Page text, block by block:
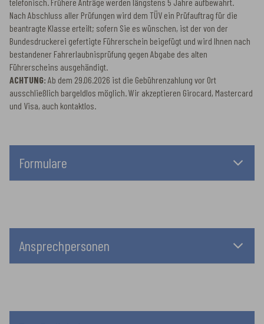
Nach Abschluss aller Prüfungen wird dem TÜV ein Prüfauftrag für die
beantragte Klasse erteilt; sofern Sie es wünschen, ist der von der
Bundesdruckerei gefertigte Führerschein beigefügt und wird Ihnen nach
bestandener Fahrerlaubnisprüfung gegen Abgabe des alten
Führerscheins ausgehändigt.
ACHTUNG: Ab dem 29.06.2026 ist die Gebührenzahlung vor Ort
ausschließlich bargeldlos möglich. Wir akzeptieren Girocard, Mastercard
und Visa, auch kontaktlos.
Formulare
Ansprechpersonen